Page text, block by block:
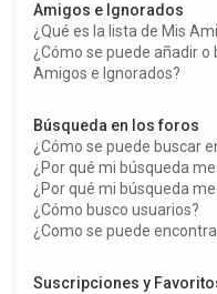
Amigos e Ignorados
¿Qué es la lista de Mis
¿Cómo se puede añadir
Amigos e Ignorados?
Búsqueda en los foros
¿Cómo se puede buscar
¿Por qué mi búsqueda
¿Por qué mi búsqueda
¿Cómo busco usuarios?
¿Como se puede
Suscripciones y